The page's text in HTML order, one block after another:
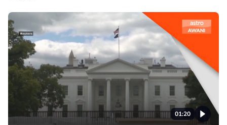
01:20